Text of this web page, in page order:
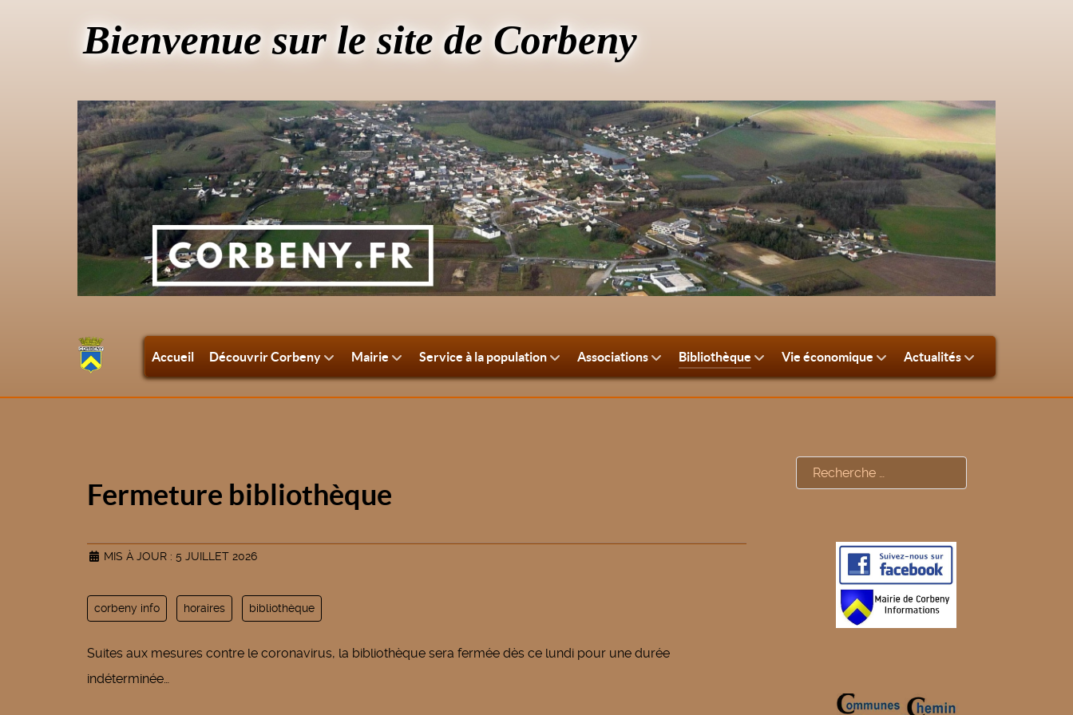
Bienvenue sur le site de Corbeny
Accueil Découvrir Corbeny Mairie Service à la population Associations Bibliothèque Vie économique Actualités
Fermeture bibliothèque
MIS À JOUR : 5 JUILLET 2026
corbeny info horaires bibliothèque
Suites aux mesures contre le coronavirus, la bibliothèque sera fermée dès ce lundi pour une durée
indéterminée…
Rechercher